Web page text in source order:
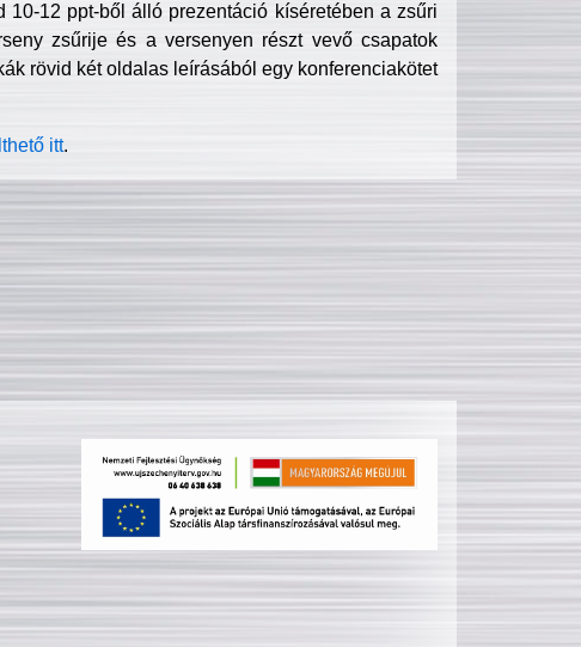
12 ppt-ből álló prezentáció kíséretében a zsűri
zsűrije és a versenyen részt vevő csapatok
rövid két oldalas leírásából egy konferenciakötet
itt.